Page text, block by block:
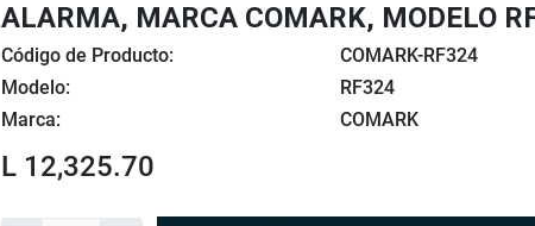
ALARMA, MARCA COMARK, MODELO
Código de Producto:
COMARK-RF324
Modelo:
RF324
Marca:
COMARK
L 12,325.70